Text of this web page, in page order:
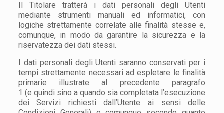
Il Titolare tratterà i dati personali degli Utenti
mediante strumenti manuali ed informatici, con
logiche strettamente correlate alle finalità stesse e,
comunque, in modo da garantire la sicurezza e la
riservatezza dei dati stessi.
I dati personali degli Utenti saranno conservati per i
tempi strettamente necessari ad espletare le finalità
primarie illustrate al precedente paragrafo
1 (e quindi sino a quando sia completata l’esecuzione
dei Servizi richiesti dall’Utente ai sensi delle